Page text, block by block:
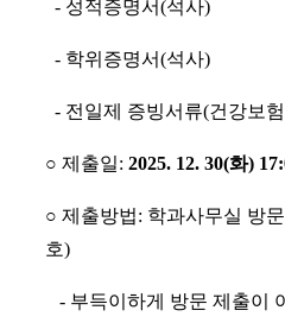
- 성적증명서(석사)
- 학위증명서(석사)
- 전일제 증빙서류(건강보
○ 제출일: 2025. 12. 30(화)
○ 제출방법: 학과사무실 방
호)
- 부득이하게 방문 제출이